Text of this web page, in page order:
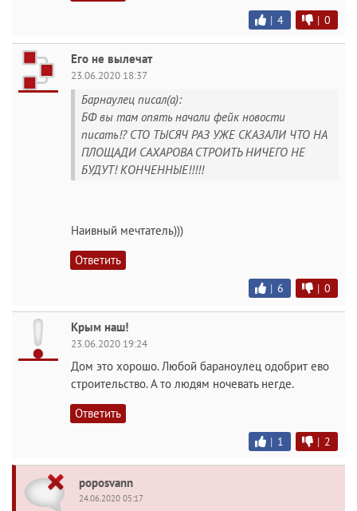
| 4 | 0
Его не вылечат
23.06.2020 18:37
Барнаулец писал(а):
БФ вы там опять начали фейк новости
писать!? СТО ТЫСЯЧ РАЗ УЖЕ СКАЗАЛИ ЧТО НА
ПЛОЩАДИ САХАРОВА СТРОИТЬ НИЧЕГО НЕ
БУДУТ! КОНЧЕННЫЕ!!!!!
Наивный мечтатель)))
Ответить
| 6 | 0
Kрым наш!
23.06.2020 19:24
Дом это хорошо. Любой бараноулец одобрит ево
строительство. А то людям ночевать негде.
Ответить
| 1 | 2
poposvann
24.06.2020 05:17